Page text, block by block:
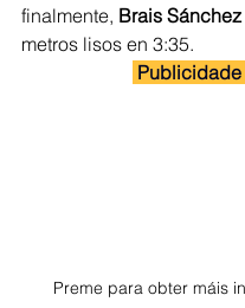
finalmente, Brais Sánchez
metros lisos en 3:35.
Publicidade
Preme para obter máis